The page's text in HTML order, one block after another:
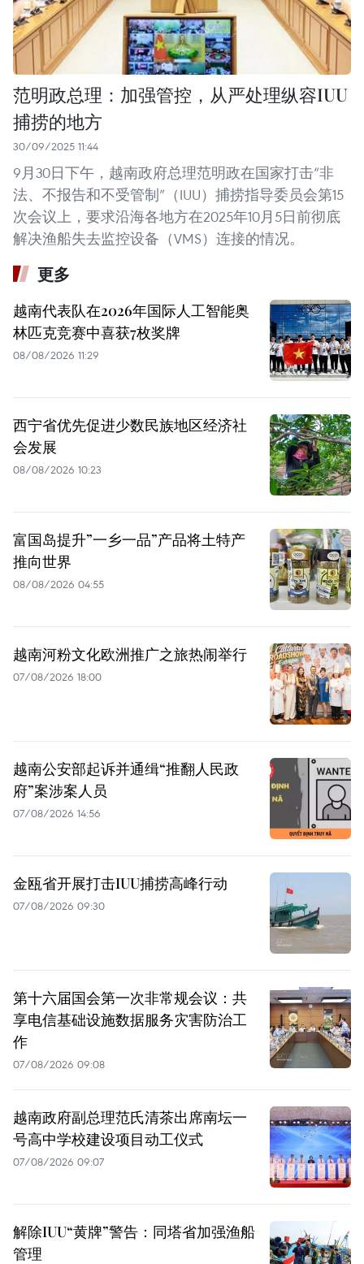
范明政总理：加强管控，从严处理纵容IUU
捕捞的地方
30/09/2025 11:44
9月30日下午，越南政府总理范明政在国家打击“非
法、不报告和不受管制”（IUU）捕捞指导委员会第15
次会议上，要求沿海各地方在2025年10月5日前彻底
解决渔船失去监控设备（VMS）连接的情况。
更多
越南代表队在2026年国际人工智能奥
林匹克竞赛中喜获7枚奖牌
08/08/2026 11:29
西宁省优先促进少数民族地区经济社
会发展
08/08/2026 10:23
富国岛提升”一乡一品”产品将土特产
推向世界
08/08/2026 04:55
越南河粉文化欧洲推广之旅热闹举行
07/08/2026 18:00
越南公安部起诉并通缉“推翻人民政
府”案涉案人员
07/08/2026 14:56
金瓯省开展打击IUU捕捞高峰行动
07/08/2026 09:30
第十六届国会第一次非常规会议：共
享电信基础设施数据服务灾害防治工
作
07/08/2026 09:08
越南政府副总理范氏清茶出席南坛一
号高中学校建设项目动工仪式
07/08/2026 09:07
解除IUU“黄牌”警告：同塔省加强渔船
管理